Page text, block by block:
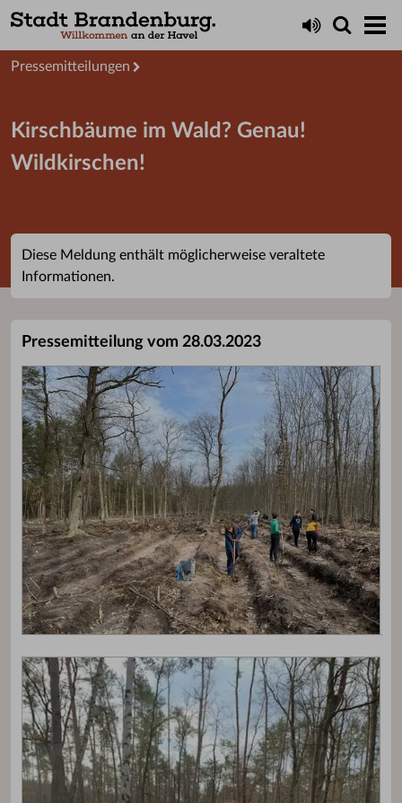
Presseservice
Pressemitteilungen
Kirschbäume im Wald? Genau!
Wildkirschen!
Diese Meldung enthält möglicherweise veraltete
Informationen.
Pressemitteilung vom 28.03.2023